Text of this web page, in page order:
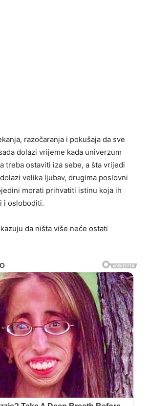
razočaranja i pokušaja da sve
dolazi vrijeme kada univerzum
treba ostaviti iza sebe, a šta vrijedi
velika ljubav, drugima poslovni
morati prihvatiti istinu koja ih
i osloboditi.
da ništa više neće ostati